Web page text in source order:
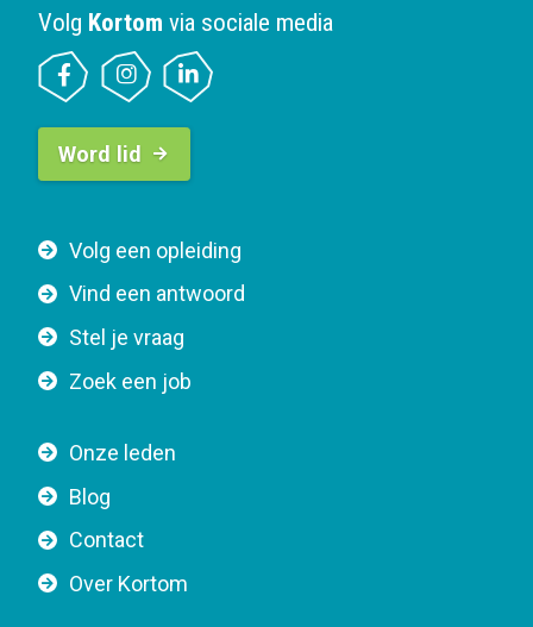
F
o
t
e
a
v
i
a
Volg een opleiding
Vind een antwoord
Stel je vraag
Zoek een job
Onze leden
Blog
Contact
Over Kortom
Volg Kortom via sociale media
B
t
o
n
a
v
g
t
i
o
Word lid